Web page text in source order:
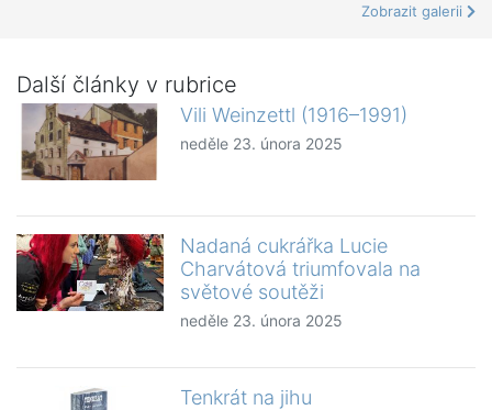
Zobrazit galerii
Další články v rubrice
Vili Weinzettl (1916–1991)
neděle 23. února 2025
Nadaná cukrářka Lucie
Charvátová triumfovala na
světové soutěži
neděle 23. února 2025
Tenkrát na jihu